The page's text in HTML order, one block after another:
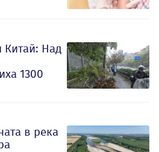
Китай: Над
1300
в река